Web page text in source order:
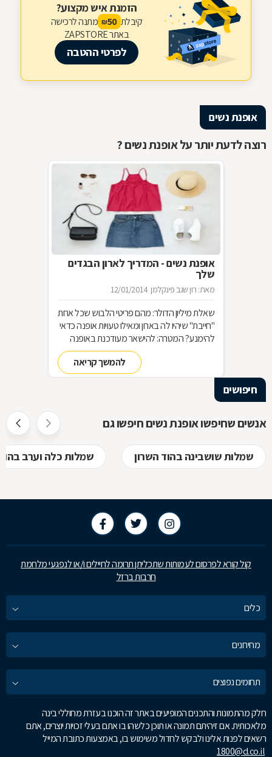
הזמנת איש מקצוע?
קיבלת 50
₪ מתנה לרכישה
באתר ZAPSTORE
לפרטי ההטבה
אופנת נשים
רוצה לדעת יותר על אופנת נשים ?
אופנת נשים - המדריך לארון הבגדים
שלך
מאת: רון שגב פינקלמן 12/01/2014
שאלת מיליון הדולר: מהם פריטי הלבוש שכל אחת
"חייבת" שיהיו לה בארון ומאילו טעויות אופנה כדאי
להימנע? המטרה: להישאר מעודכנת באופנה
מבלי להחליף מלתחה שלמה כל עונה האמצעי:
להמשך קריאה
חיפושים
אנשים שחיפשו אופנת נשים חיפשו גם
שמלות שושבינה בהוד השרון שמלות כלה וערב
קול קורא לפרסום לעמותות שתכליתן תרומה לחיילים ו/או לנפגעי מלחמת
חרבות ברזל
כלים
מחירונים
תחומים נפוצים
חלק מהתמונות והתכנים המופיעים באתר זה הוכנו בעזרת מחוללי בינה
מלאכותית. אם זיהיתם תמונה או תוכן כלשהו בו אתם בעלי זכויות יוצרים, אתם
רשאים לפנות אלינו ולבקש לחדול משימוש בו, באמצעות כתובת המייל
1800@d.co.il